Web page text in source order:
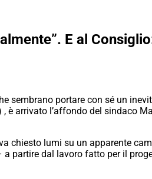
E al
sembrano portare con sé un
, è arrivato l’affondo del sindaco
chiesto lumi su un apparente
partire dal lavoro fatto per il